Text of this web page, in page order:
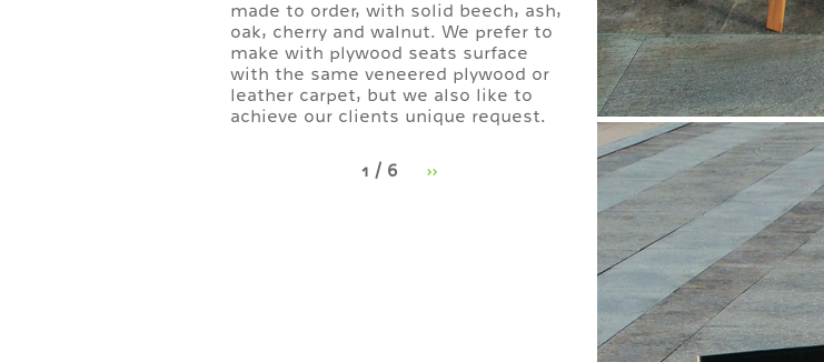
made to order, with solid beech, ash,
oak, cherry and walnut. We prefer to
make with plywood seats surface
with the same veneered plywood or
leather carpet, but we also like to
achieve our clients unique request.
1 / 6 ››